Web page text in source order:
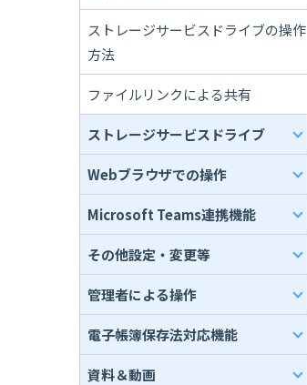
ストレージサービスドライブの操作
方法
ファイルリンクによる共有
ストレージサービスドライブ
Webブラウザでの操作
Microsoft Teams連携機能
その他設定・変更等
管理者による操作
電子帳簿保存法対応機能
資料＆動画